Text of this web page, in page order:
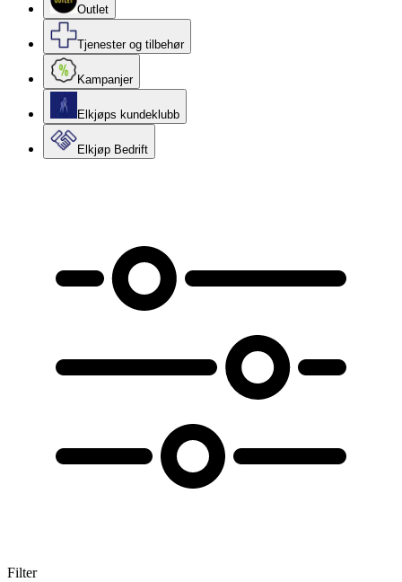
Outlet
Tjenester og tilbehør
Kampanjer
Elkjøps kundeklubb
Elkjøp Bedrift
Filter